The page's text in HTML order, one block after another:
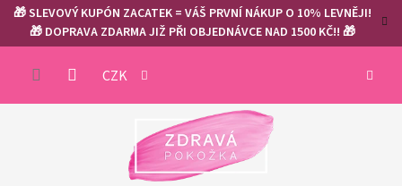
Přejít
obsah
🎁 SLEVOVÝ KUPÓN ZACATEK = VÁŠ PRVNÍ NÁKUP O 10% LEVNĚJI!
🎁 DOPRAVA ZDARMA JIŽ PŘI OBJEDNÁVCE NAD 1500 KČ!! 🎁
CZK